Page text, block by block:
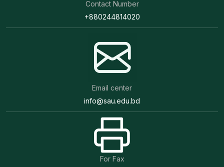
Contact Number
+880244814020
Email center
info@sau.edu.bd
For Fax